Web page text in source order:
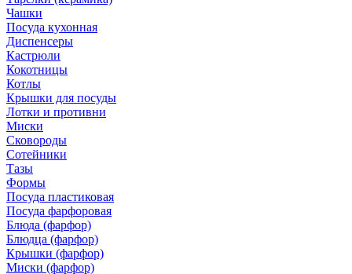
Чашки
Посуда кухонная
Диспенсеры
Кастрюли
Кокотницы
Котлы
Крышки для посуды
Лотки и противни
Миски
Сковороды
Сотейники
Тазы
Формы
Посуда пластиковая
Посуда фарфоровая
Блюда (фарфор)
Блюдца (фарфор)
Крышки (фарфор)
Миски (фарфор)